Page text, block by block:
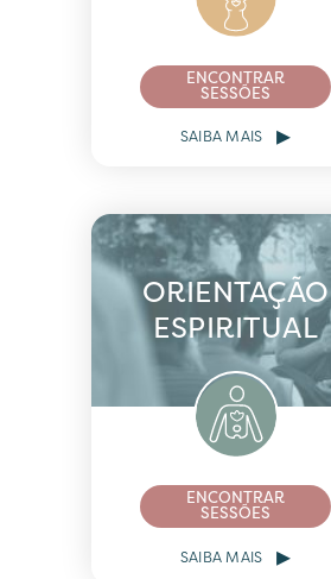
ENCONTRAR
SESSÕES
SAIBA MAIS ▸
ORIENTAÇÃO
ESPIRITUAL
ENCONTRAR
SESSÕES
SAIBA MAIS ▸